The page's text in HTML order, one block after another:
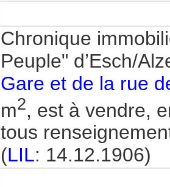
Chronique
Peuple" d’Esch/
Gare et de la rue
m2, est à vendre,
tous
(LIL: 14.12.1906)